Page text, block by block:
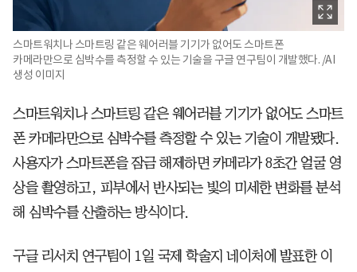
스마트워치나 스마트링 같은 웨어러블 기기가 없어도 스마트폰
카메라만으로 심박수를 측정할 수 있는 기술을 구글 연구팀이 개발했다. /AI
생성 이미지
스마트워치나 스마트링 같은 웨어러블 기기가 없어도 스마트
폰 카메라만으로 심박수를 측정할 수 있는 기술이 개발됐다.
사용자가 스마트폰을 잠금 해제하면 카메라가 8초간 얼굴 영
상을 촬영하고, 피부에서 반사되는 빛의 미세한 변화를 분석
해 심박수를 산출하는 방식이다.
구글 리서치 연구팀이 1일 국제 학술지 네이처에 발표한 이